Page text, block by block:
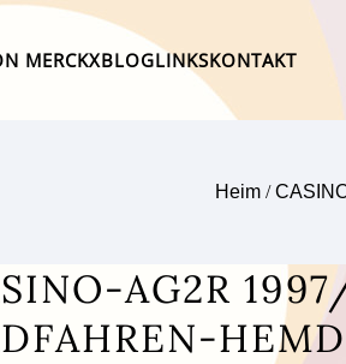
MERCKXBLOGLINKSKONTAKT
Heim /
AG2R
HEMD